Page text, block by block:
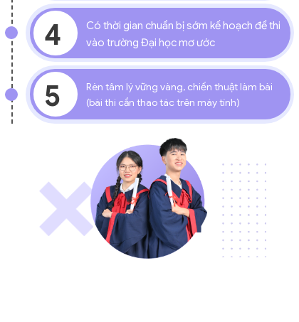
Có thời gian chuẩn bị sớm kế hoạch để thi
vào trường Đại học mơ ước
4
Rèn tâm lý vững vàng, chiến thuật làm bài
(bài thi cần thao tác trên máy tính)
5